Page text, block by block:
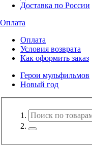
Доставка по России
Оплата
Оплата
Условия возврата
Как оформить заказ
Герои мульфильмов
Новый год